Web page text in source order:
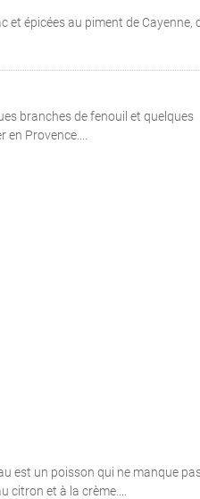
et épicées au piment de Cayenne,
branches de fenouil et quelques
Provence....
est un poisson qui ne manque
et à la crème....